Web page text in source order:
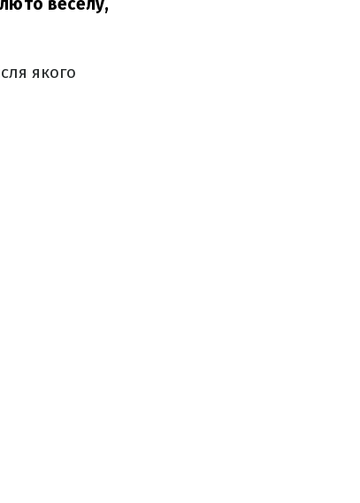
якого